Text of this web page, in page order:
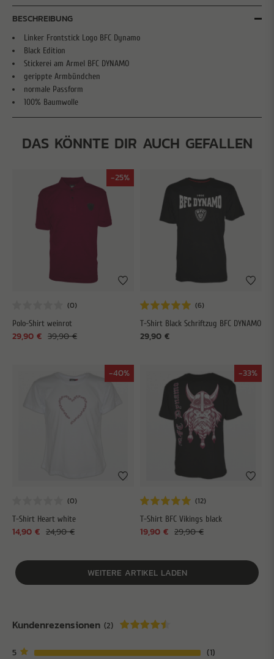
BESCHREIBUNG
Linker Frontstick Logo BFC Dynamo
Black Edition
Stickerei am Armel BFC DYNAMO
gerippte Armbündchen
normale Passform
100% Baumwolle
DAS KÖNNTE DIR AUCH GEFALLEN
-25%
Polo-Shirt weinrot
39,90 €
29,90 €
T-Shirt Black Schriftzug BFC DYNAMO
29,90 €
-40%
T-Shirt Heart white
24,90 €
14,90 €
-33%
T-Shirt BFC Vikings black
29,90 €
19,90 €
WEITERE ARTIKEL LADEN
Kundenrezensionen (2)
5
1